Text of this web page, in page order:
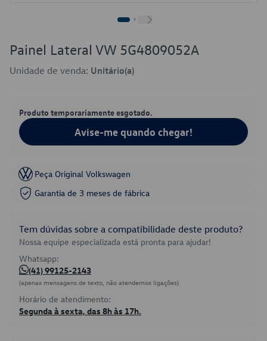
Painel Lateral VW 5G4809052A
Unidade de venda: Unitário(a)
Produto temporariamente esgotado.
Avise-me quando chegar!
Peça Original Volkswagen
Garantia de 3 meses de fábrica
Tem dúvidas sobre a compatibilidade deste produto?
Nossa equipe especializada está pronta para ajudar!
Whatsapp:
(41) 99125-2143
(apenas mensagens de texto, não atendemos ligações)
Horário de atendimento:
Segunda à sexta, das 8h às 17h.